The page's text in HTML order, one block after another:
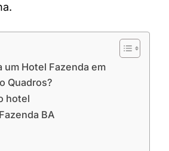
um Hotel Fazenda em
Quadros?
hotel
BA